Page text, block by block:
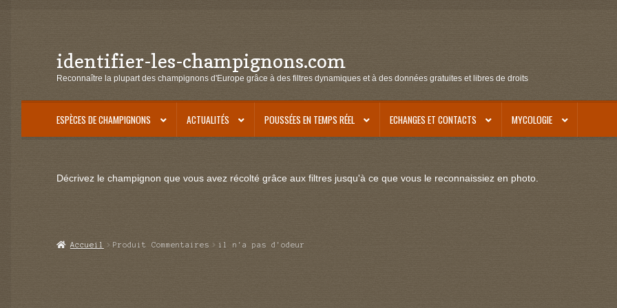
Aller
à
navigation
Aller
au
identifier-les-champignons.com
Reconnaître la plupart des champignons d'Europe grâce à des filtres dynamiques et à des données gratuites et libres de droits
ESPÈCES DE CHAMPIGNONS ACTUALITÉS POUSSÉES EN TEMPS RÉEL ECHANGES ET CONTACTS MYCOLOGIE
Décrivez le champignon que vous avez récolté grâce aux filtres jusqu'à ce que vous le reconnaissiez en photo.
Accueil Produit Commentaires il n'a pas d'odeur